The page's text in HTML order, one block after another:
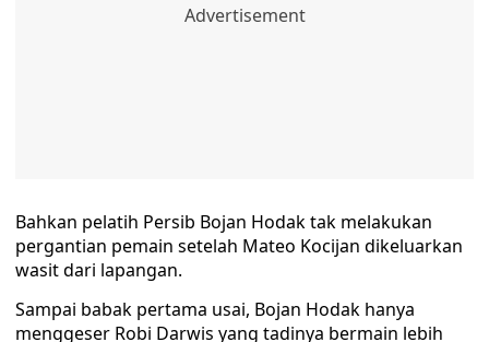
Bahkan pelatih Persib Bojan Hodak tak melakukan
pergantian pemain setelah Mateo Kocijan dikeluarkan
wasit dari lapangan.
Sampai babak pertama usai, Bojan Hodak hanya
menggeser Robi Darwis yang tadinya bermain lebih